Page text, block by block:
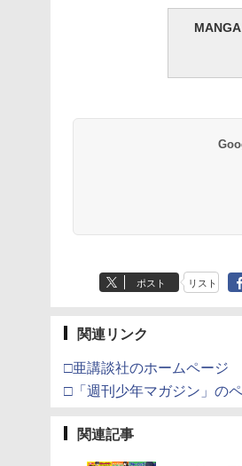
ポスト リスト
関連リンク
□亜講談社のホームページ
□「週刊少年マガジン」の
関連記事